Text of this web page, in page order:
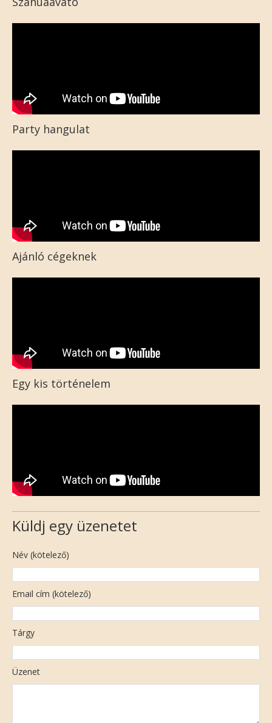
Party hangulat
Ajánló cégeknek
Egy kis történelem
Küldj egy üzenetet
Név (kötelező)
Email cím (kötelező)
Tárgy
Üzenet